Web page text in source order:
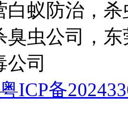
白蚁防治，
臭虫公司，
公司
粤ICP备